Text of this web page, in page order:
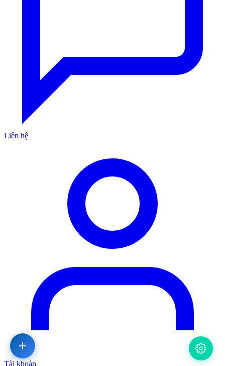
Liên hệ
Tài khoản